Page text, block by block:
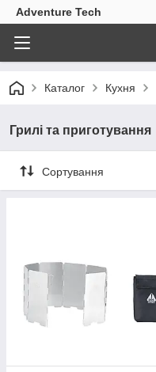
Adventure Tech
Каталог Кухня
Грилі та приготування
Сортування